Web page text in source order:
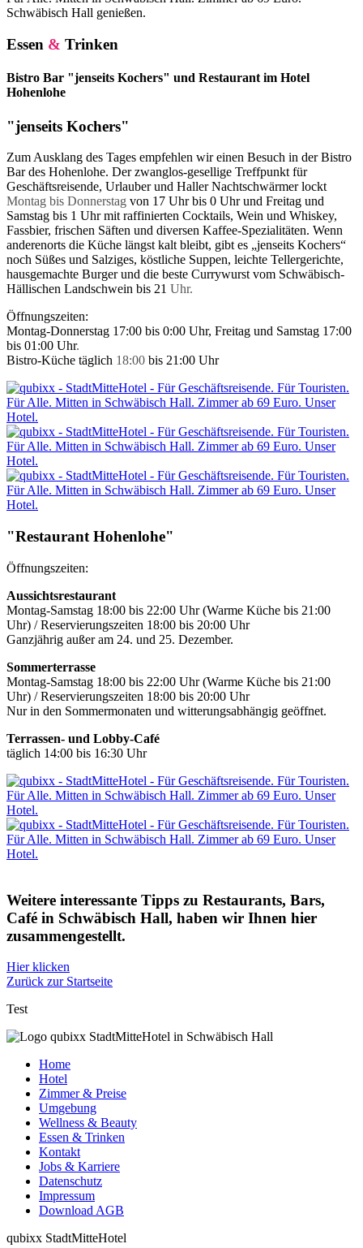
Essen & Trinken
Bistro Bar "jenseits Kochers" und Restaurant im Hotel
Hohenlohe
"jenseits Kochers"
Zum Ausklang des Tages empfehlen wir einen Besuch in der Bistro
Bar des Hohenlohe. Der zwanglos-gesellige Treffpunkt für
Geschäftsreisende, Urlauber und Haller Nachtschwärmer lockt
Montag bis Donnerstag von 17 Uhr bis 0 Uhr und Freitag und
Samstag bis 1 Uhr mit raffinierten Cocktails, Wein und Whiskey,
Fassbier, frischen Säften und diversen Kaffee-Spezialitäten. Wenn
anderenorts die Küche längst kalt bleibt, gibt es „jenseits Kochers“
noch Süßes und Salziges, köstliche Suppen, leichte Tellergerichte,
hausgemachte Burger und die beste Currywurst vom Schwäbisch-
Hällischen Landschwein bis 21 Uhr.
Öffnungszeiten:
Montag-Donnerstag 17:00 bis 0:00 Uhr, Freitag und Samstag 17:00
bis 01:00 Uhr.
Bistro-Küche täglich 18:00 bis 21:00 Uhr
"Restaurant Hohenlohe"
Öffnungszeiten:
Aussichtsrestaurant
Montag-Samstag 18:00 bis 22:00 Uhr (Warme Küche bis 21:00
Uhr) / Reservierungszeiten 18:00 bis 20:00 Uhr
Ganzjährig außer am 24. und 25. Dezember.
Sommerterrasse
Montag-Samstag 18:00 bis 22:00 Uhr (Warme Küche bis 21:00
Uhr) / Reservierungszeiten 18:00 bis 20:00 Uhr
Nur in den Sommermonaten und witterungsabhängig geöffnet.
Terrassen- und Lobby-Café
täglich 14:00 bis 16:30 Uhr
Weitere interessante Tipps zu Restaurants, Bars,
Café in Schwäbisch Hall, haben wir Ihnen hier
zusammengestellt.
Hier klicken
Zurück zur Startseite
Test
Home
Hotel
Zimmer & Preise
Umgebung
Wellness & Beauty
Essen & Trinken
Kontakt
Jobs & Karriere
Datenschutz
Impressum
Download AGB
qubixx StadtMitteHotel